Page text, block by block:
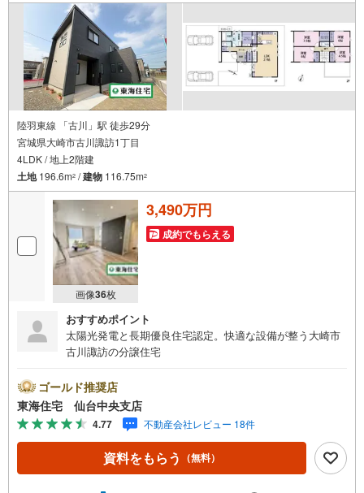
陸羽東線 「古川」駅 徒歩29分
宮城県大崎市古川諏訪1丁目
4LDK / 地上2階建
土地196.6m2 /建物 116.75m2
画像36枚
3,490万円
成約でもらえる
おすすめポイント
太陽光発電と長期優良住宅認定。快適な設備が整う大崎市
古川諏訪の分譲住宅
ゴールド推奨店
東海住宅 仙台中央支店
4.77 不動産会社レビュー 18件
資料をもらう （無料）